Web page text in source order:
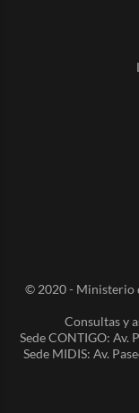
© 2020 - Ministerio
Consultas y
Sede CONTIGO: Av.
Sede MIDIS: Av.